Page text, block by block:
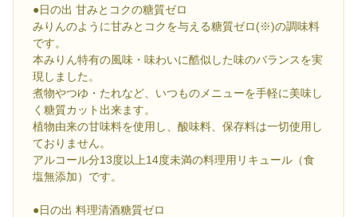
●日の出 甘みとコクの糖質ゼロ
みりんのように甘みとコクを与える糖質ゼロ(※)の調味料
です。
本みりん特有の風味・味わいに酷似した味のバランスを実
現しました。
煮物やつゆ・たれなど、いつものメニューを手軽に美味し
く糖質カット出来ます。
植物由来の甘味料を使用し、酸味料、保存料は一切使用し
ておりません。
アルコール分13度以上14度未満の料理用リキュール（食
塩無添加）です。
●日の出 料理清酒糖質ゼロ